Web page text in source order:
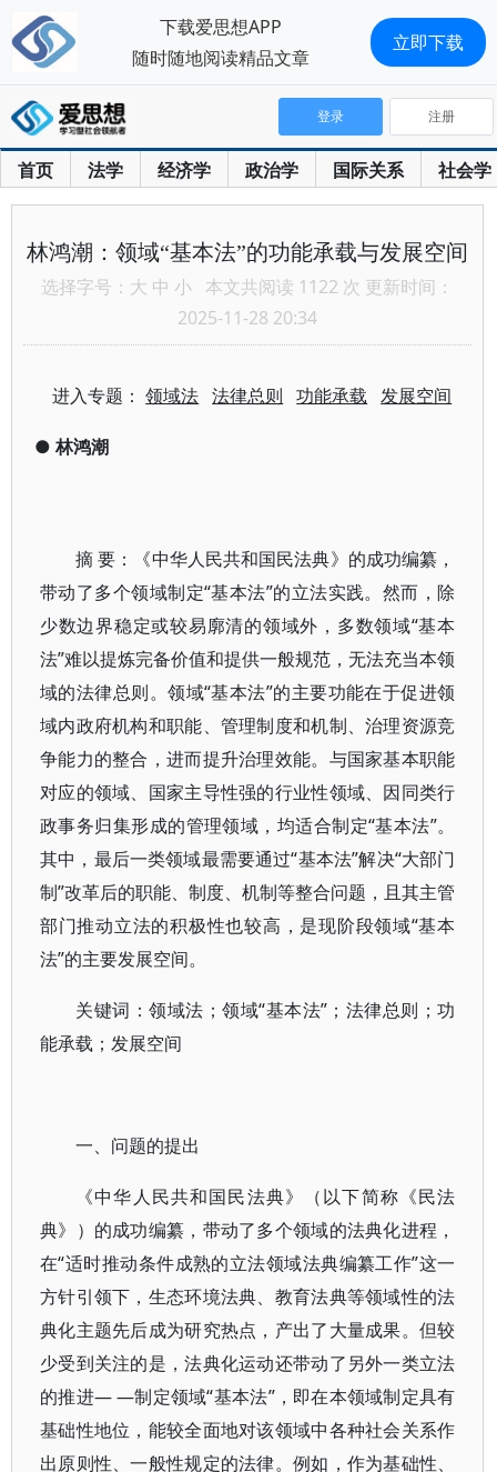
首页 法学 经济学 政治学 国际关系 社会学
登录 注册
林鸿潮：领域“基本法”的功能承载与发展空间
选择字号： 大 中 小 本文共阅读 1122 次 更新时间：
2025-11-28 20:34
进入专题：领域法 法律总则 功能承载 发展空间
●林鸿潮
摘 要：《中华人民共和国民法典》的成功编纂，
带动了多个领域制定“基本法”的立法实践。然而，除
少数边界稳定或较易廓清的领域外，多数领域“基本
法”难以提炼完备价值和提供一般规范，无法充当本领
域的法律总则。领域“基本法”的主要功能在于促进领
域内政府机构和职能、管理制度和机制、治理资源竞
争能力的整合，进而提升治理效能。与国家基本职能
对应的领域、国家主导性强的行业性领域、因同类行
政事务归集形成的管理领域，均适合制定“基本法”。
其中，最后一类领域最需要通过“基本法”解决“大部门
制”改革后的职能、制度、机制等整合问题，且其主管
部门推动立法的积极性也较高，是现阶段领域“基本
法”的主要发展空间。
关键词：领域法；领域“基本法”；法律总则；功
能承载；发展空间
一、问题的提出
《中华人民共和国民法典》（以下简称《民法
典》）的成功编纂，带动了多个领域的法典化进程，
在“适时推动条件成熟的立法领域法典编纂工作”这一
方针引领下，生态环境法典、教育法典等领域性的法
典化主题先后成为研究热点，产出了大量成果。但较
少受到关注的是，法典化运动还带动了另外一类立法
的推进— —制定领域“基本法”，即在本领域制定具有
基础性地位，能较全面地对该领域中各种社会关系作
出原则性、一般性规定的法律。例如，作为基础性、
下载爱思想APP
随时随地阅读精品文章
立即下载